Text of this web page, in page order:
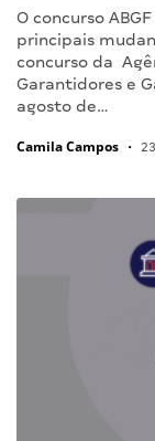
O concurso
principais
concurso da
Garantidores e
agosto de…
Camila Campos •